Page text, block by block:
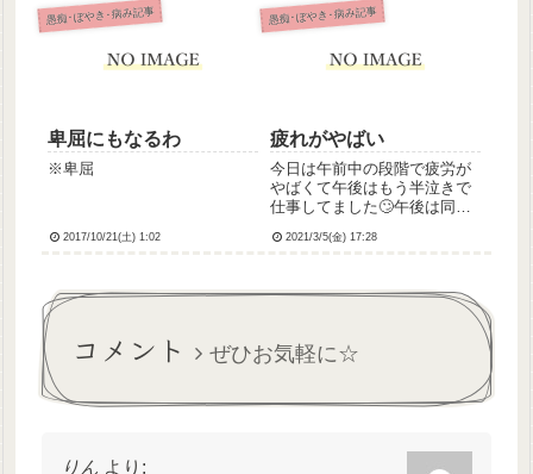
愚痴･ぼやき･病み記事
卑屈にもなるわ
※卑屈
2017/10/21(土) 1:02
愚痴･ぼやき･病み記事
疲れがやばい
今日は午前中の段階で疲労が
やばくて午後はもう半泣きで
仕事してました🙄午後は同世
れたからそれだけが救いだっ
うのに限界を感じている😭で
ネさん...
2021/3/5(金) 17:28
コメント ぜひお気軽に☆
りん より: